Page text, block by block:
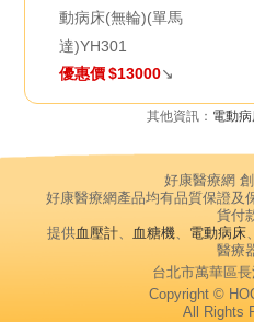
動病床(無輪)(單馬
達)YH301
優惠價 $13000↘
其他資訊： 電動
好康醫療網
好康醫療網產品均有品質保證及
貨付
提供血壓計、 血糖機、 電動病床、
醫療
台北市萬華區
Copyright ©
All Rights